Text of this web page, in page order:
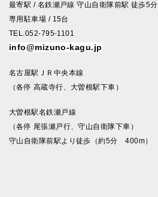
最寄駅 / 名鉄瀬戸線 守山自衛隊前駅 徒歩5分
専用駐車場 / 15台
TEL.052-795-1101
info@mizuno-kagu.jp
名古屋駅ＪＲ中央本線
（各停 高蔵寺行、大曽根駅下車）
大曽根駅名鉄瀬戸線
（各停 尾張瀬戸行、守山自衛隊下車）
守山自衛隊前駅より徒歩（約5分 400m）